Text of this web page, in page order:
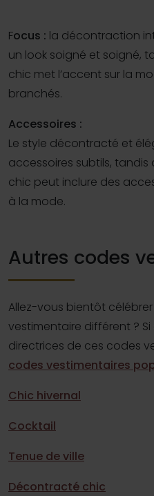
Focus : la décontraction
un look soigné et soigné,
chic met l’accent sur la
branchés.
Accessoires :
Le style décontracté et
accessoires subtils,
chic peut inclure des
à la mode.
Autres codes
Allez-vous bientôt
vestimentaire différent ? Si
directrices de ces codes
codes vestimentaires
Chic hivernal
Cocktail
Tenue de ville
Décontracté chic